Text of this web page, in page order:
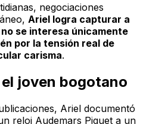
negociaciones
Ariel logra capturar a
se interesa únicamente
por la tensión real de
carisma.
joven bogotano
Ariel documentó
reloj Audemars Piguet a un